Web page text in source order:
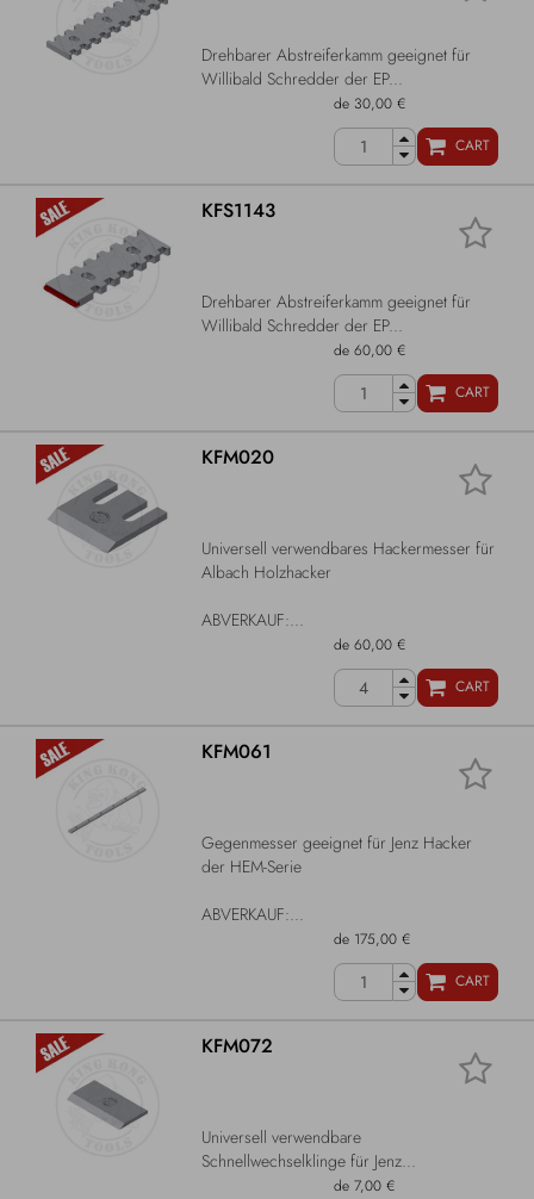
Drehbarer Abstreiferkamm geeignet für
Willibald Schredder der EP...
de 30,00 €
CART
KFS1143
Drehbarer Abstreiferkamm geeignet für
Willibald Schredder der EP...
de 60,00 €
CART
KFM020
Universell verwendbares Hackermesser für
Albach Holzhacker
ABVERKAUF:...
de 60,00 €
CART
KFM061
Gegenmesser geeignet für Jenz Hacker
der HEM-Serie
ABVERKAUF:...
de 175,00 €
CART
KFM072
Universell verwendbare
Schnellwechselklinge für Jenz...
de 7,00 €